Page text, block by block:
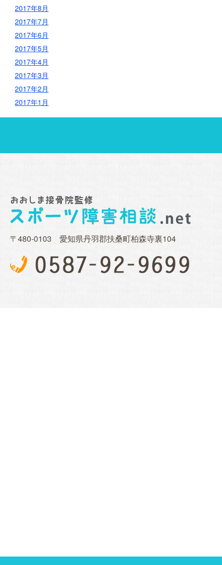
2017年8月
2017年7月
2017年6月
2017年5月
2017年4月
2017年3月
2017年2月
2017年1月
〒480-0103 愛知県丹羽郡扶桑町柏森寺裏104